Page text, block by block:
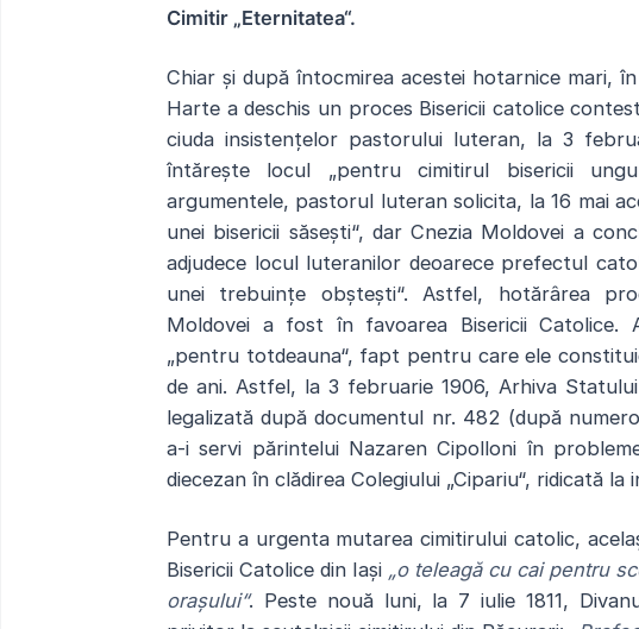
Cimitir „Eternitatea“.
Chiar și după întocmirea acestei hotarnice mari,
Harte a deschis un proces Bisericii catolice
ciuda insistențelor pastorului luteran, la 3
întărește locul „pentru cimitirul bisericii
argumentele, pastorul luteran solicita, la 16 mai
unei bisericii săsești“, dar Cnezia Moldovei a
adjudece locul luteranilor deoarece prefectul
unei trebuințe obștești“. Astfel, hotărârea
Moldovei a fost în favoarea Bisericii Catolice.
„pentru totdeauna“, fapt pentru care ele
de ani. Astfel, la 3 februarie 1906, Arhiva
legalizată după documentul nr. 482 (după
a-i servi părintelui Nazaren Cipolloni în
diecezan în clădirea Colegiului „Cipariu“, ridicată
Pentru a urgenta mutarea cimitirului catolic,
Bisericii Catolice din Iași „o teleagă cu cai pentru
orașului“. Peste nouă luni, la 7 iulie 1811,